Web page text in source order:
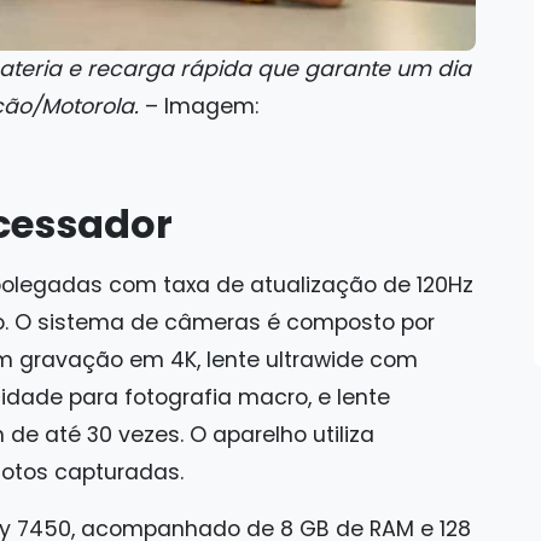
e recarga rápida que garante um dia
Motorola. – Imagem:
com taxa de atualização de 120Hz
O sistema de câmeras é composto por
gravação em 4K, lente ultrawide com
para fotografia macro, e lente
até 30 vezes. O aparelho utiliza
capturadas.
acompanhado de 8 GB de RAM e 128